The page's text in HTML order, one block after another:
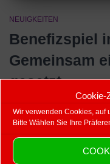
Cookie-
Wir verwenden Cookies, auf
Bitte Wählen Sie Ihre
NEUIGKEITEN
Benefizspiel
Gemeinsam
gesetzt
Quelle: Taunus Zeitung
Auswahl Bad
Einsatz. Bad Homburg -
erfolgreich, mehr als die